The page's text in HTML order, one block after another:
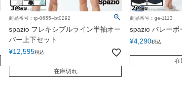
商品番号：tp-0655--bt0292
spazio フレキシブルライン半袖オー
バー上下セット
¥12,595税込
在庫切れ
商品番号：ge-1113
spazio バレーボ
¥4,290税込
在